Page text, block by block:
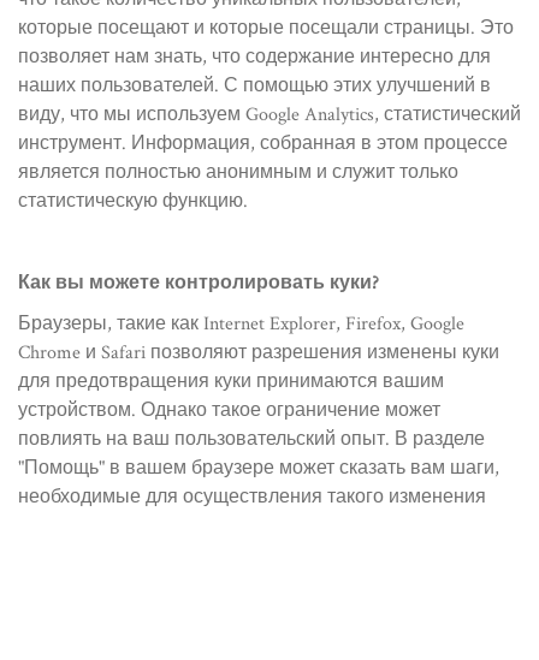
которые посещают и которые посещали страницы. Это
позволяет нам знать, что содержание интересно для
наших пользователей. С помощью этих улучшений в
виду, что мы используем Google Analytics, статистический
инструмент. Информация, собранная в этом процессе
является полностью анонимным и служит только
статистическую функцию.
Как вы можете контролировать куки?
Браузеры, такие как Internet Explorer, Firefox, Google
Chrome и Safari позволяют разрешения изменены куки
для предотвращения куки принимаются вашим
устройством. Однако такое ограничение может
повлиять на ваш пользовательский опыт. В разделе
"Помощь" в вашем браузере может сказать вам шаги,
необходимые для осуществления такого изменения